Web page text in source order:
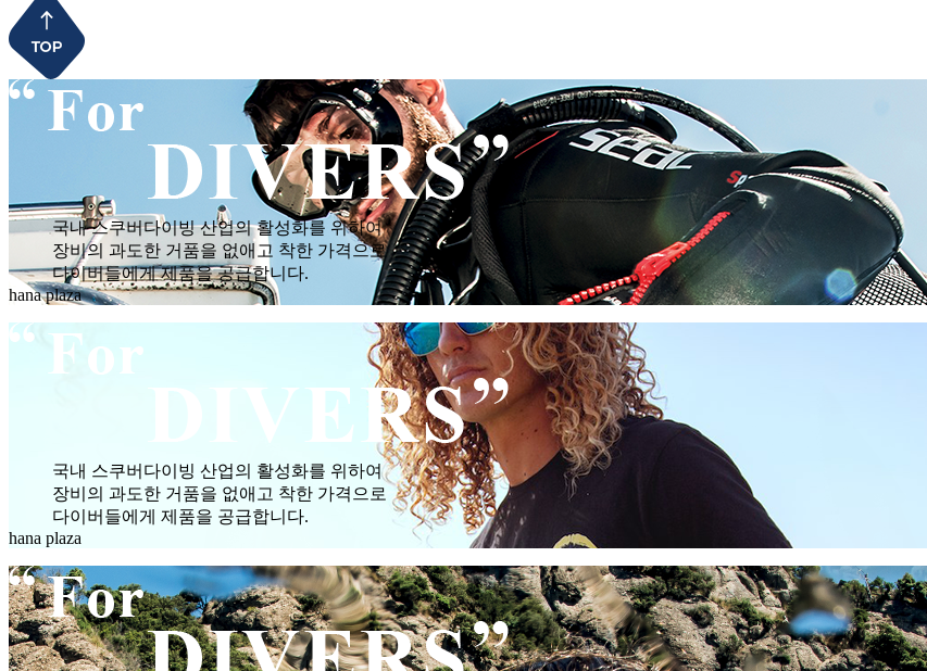
국내 스쿠버다이빙 산업의 활성화를 위하여
장비의 과도한 거품을 없애고 착한 가격으로
다이버들에게 제품을 공급합니다.
hana plaza
국내 스쿠버다이빙 산업의 활성화를 위하여
장비의 과도한 거품을 없애고 착한 가격으로
다이버들에게 제품을 공급합니다.
hana plaza